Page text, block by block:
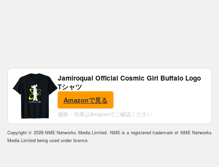
Jamiroquai Official Cosmic Girl Buffalo Logo
Tシャツ
Amazonで見る
価格・在庫はAmazonでご確認ください
Copyright © 2026 NME Networks Media Limited. NME is a registered trademark of NME Networks
Media Limited being used under licence.